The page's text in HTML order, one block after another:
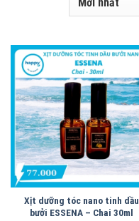
Xịt dưỡng tóc nano tinh dầu
bưởi ESSENA – Chai 30ml